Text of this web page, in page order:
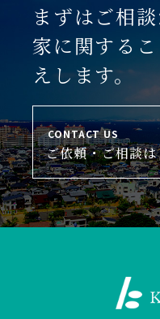
まずはご相談
家に関する
えします。
CONTACT US
ご依頼・ご相談